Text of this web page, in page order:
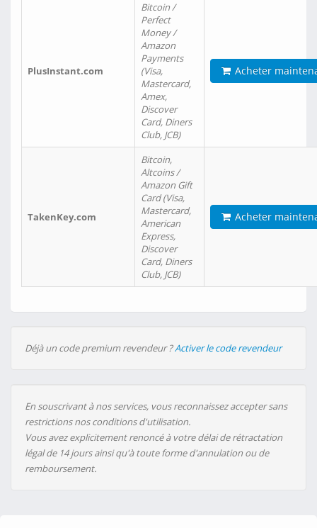
PlusInstant.com
Bitcoin /
Perfect
Money /
Amazon
Payments
(Visa,
Mastercard,
Amex,
Discover
Card, Diners
Club, JCB)
Acheter
TakenKey.com
Bitcoin,
Altcoins /
Amazon Gift
Card (Visa,
Mastercard,
American
Express,
Discover
Card, Diners
Club, JCB)
Acheter
Déjà un code premium revendeur ?Activer le code revendeur
En souscrivant à nos services, vous reconnaissez accepter sans
restrictions nos conditions d'utilisation.
Vous avez explicitement renoncé à votre délai de rétractation
légal de 14 jours ainsi qu'à toute forme d'annulation ou de
remboursement.